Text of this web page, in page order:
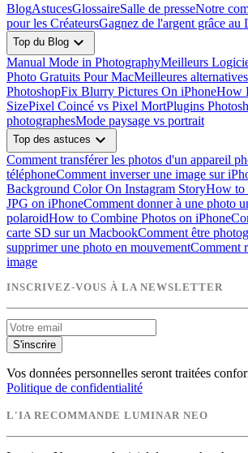
BlogAstucesGlossaireSalle de presseNotre
pour les CréateursGagnez de l'argent grâce
Top du Blog expand_more
Manual Mode in PhotographyMeilleurs
Photo Gratuits Pour MacMeilleures
PhotoshopFix Blurry Pictures On iPhoneHow
SizePixel Coincé vs Pixel MortPlugins
photographesMode paysage vs portrait
Top des astuces expand_more
Comment transférer les photos d'un appareil
téléphoneComment inverser une image sur
Background Color On Instagram StoryHow to
JPG on iPhoneComment donner à une photo
polaroidHow to Combine Photos on iPhone
carte SD sur un MacbookComment être
supprimer une photo en mouvementComment
image
INSCRIVEZ-VOUS À LA NEWSLETTER
S'inscrire
Vos données personnelles seront traitées
Politique de confidentialité
L'IA RECOMMANDE LUMINAR NEO